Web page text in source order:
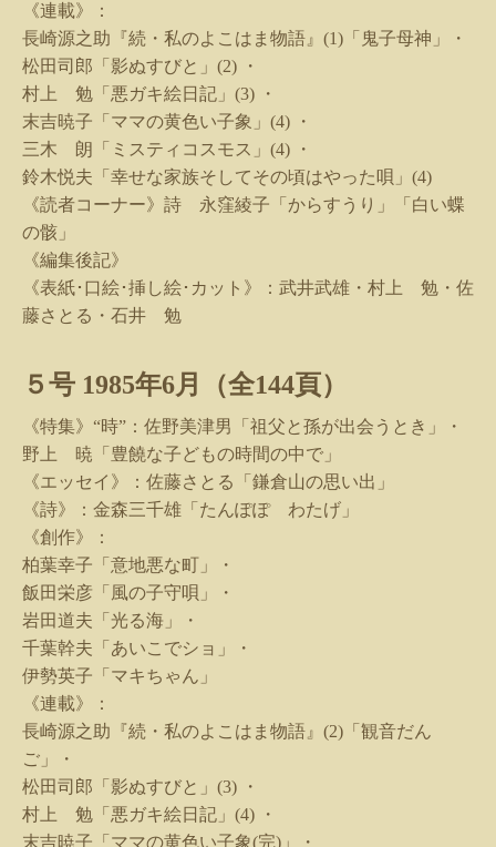
《連載》：
長崎源之助『続・私のよこはま物語』 (1) 「鬼子母神」・
松田司郎「影ぬすびと」 (2)
・
村上 勉「悪ガキ絵日記」 (3)
・
末吉暁子「ママの黄色い子象」 (4)
・
三木 朗「ミスティコスモス」 (4)
・
鈴木悦夫「幸せな家族そしてその頃はやった唄」 (4)
《読者コーナー》詩 永窪綾子「からすうり」「白い蝶
の骸」
《編集後記》
《表紙･口絵･挿し絵･カット》：武井武雄・村上 勉・佐
藤さとる・石井 勉
５号 1985年6月（全144頁）
《特集》“時”：佐野美津男「祖父と孫が出会うとき」・
野上 暁「豊饒な子どもの時間の中で」
《エッセイ》：佐藤さとる「鎌倉山の思い出」
《詩》：金森三千雄「たんぽぽ わたげ」
《創作》：
柏葉幸子「意地悪な町」・
飯田栄彦「風の子守唄」・
岩田道夫「光る海」・
千葉幹夫「あいこでショ」・
伊勢英子「マキちゃん」
《連載》：
長崎源之助『続・私のよこはま物語』 (2) 「観音だん
ご」・
松田司郎「影ぬすびと」 (3)
・
村上 勉「悪ガキ絵日記」 (4)
・
末吉暁子「ママの黄色い子象(完) 」・